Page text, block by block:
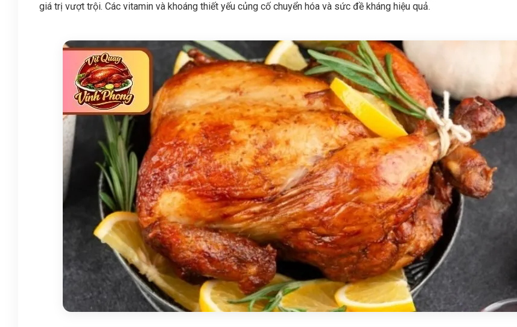
giá trị vượt trội. Các vitamin và khoáng thiết yếu củng cố chuyển hóa và sức đề kháng hiệu quả.